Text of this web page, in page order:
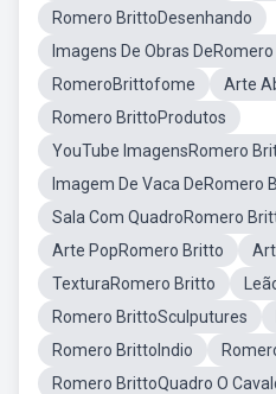
Romero BrittoDesenhando
Imagens De Obras
RomeroBrittofome
Arte
Romero BrittoProdutos
YouTube ImagensRomero
Imagem De Vaca DeRomero
Sala Com QuadroRomero
Arte PopRomero Britto
TexturaRomero Britto
Romero BrittoSculputures
Romero BrittoIndio
Romero BrittoQuadro O